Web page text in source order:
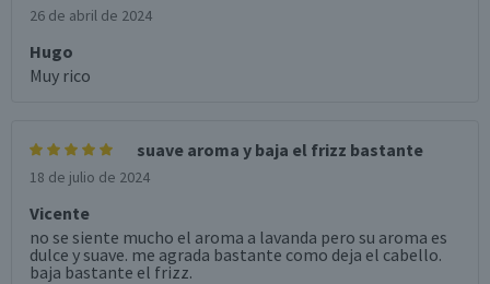
26 de abril de 2024
Hugo
Muy rico
suave aroma y baja el frizz bastante
18 de julio de 2024
Vicente
no se siente mucho el aroma a lavanda pero su aroma es
dulce y suave. me agrada bastante como deja el cabello.
baja bastante el frizz.